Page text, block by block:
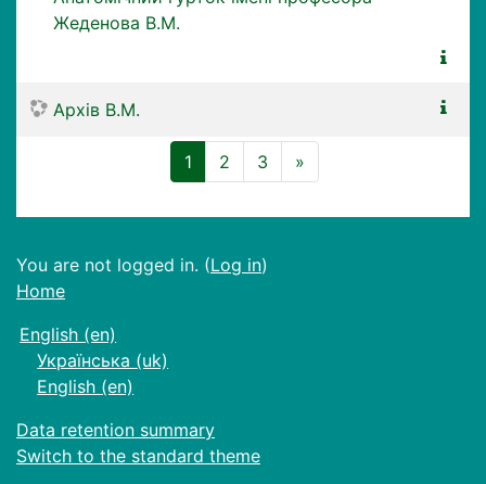
Жеденова В.М.
Архів В.М.
1 (current)
2 3 »
You are not logged in. (Log in)
Home
English ‎(en)‎
Українська ‎(uk)‎
English ‎(en)‎
Data retention summary
Switch to the standard theme